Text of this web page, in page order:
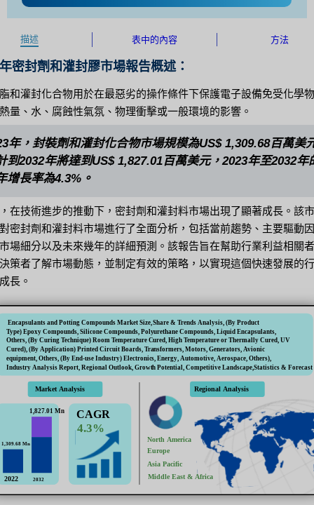
描述 表中的內容 方法
密封劑和灌封膠市場報告概述：
和灌封化合物用於在最惡劣的操作條件下保護電子設備免受化學
量、水、腐蝕性氣氛、物理衝擊或一般環境的影響。
年，封裝劑和灌封化合物市場規模為US$ 1,309.68百萬美
到2032年將達到US$ 1,827.01百萬美元，2023年至2032年
增長率為4.3%。
在技術進步的推動下，密封劑和灌封料市場出現了顯著成長。該
密封劑和灌封料市場進行了全面分析，包括當前趨勢、主要驅動
場細分以及未來幾年的詳細預測。該報告旨在幫助行業利益相關
策者了解市場動態，並制定有效的策略，以實現這個快速發展的
長。